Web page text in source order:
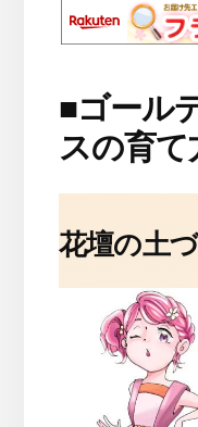
■ゴール
スの育て
花壇の土